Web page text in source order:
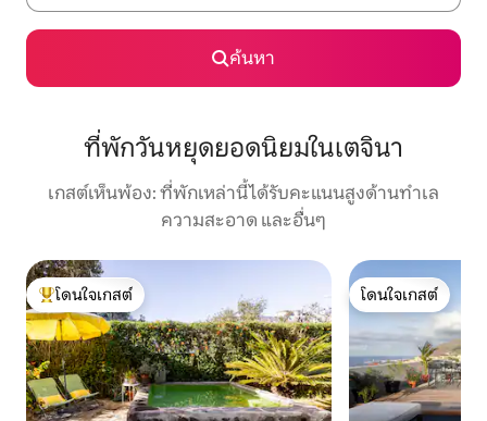
ค้นหา
ที่พักวันหยุดยอดนิยมในเตจินา
เกสต์เห็นพ้อง: ที่พักเหล่านี้ได้รับคะแนนสูงด้านทำเล
ความสะอาด และอื่นๆ
โดนใจเกสต์ที่สุด
โดนใจเกสต์
โดนใจเกสต์
โดนใจเกสต์